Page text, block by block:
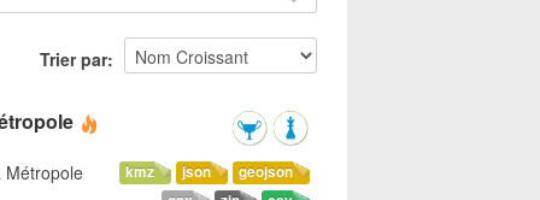
Trier par
geojson
json
kmz
Métropole